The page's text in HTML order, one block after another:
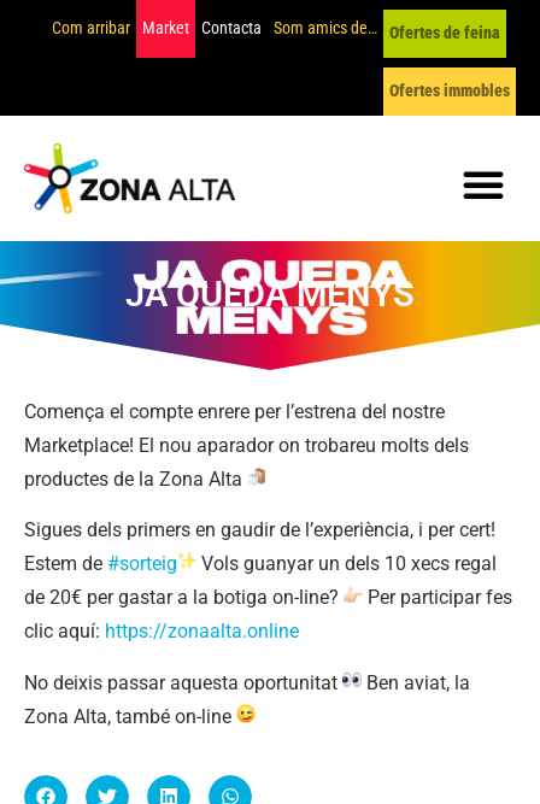
Com arribar Market Contacta Som amics de… Ofertes de feina
Ofertes immobles
JA QUEDA MENYS
Comença el compte enrere per l’estrena del nostre
Marketplace! El nou aparador on trobareu molts dels
productes de la Zona Alta
Sigues dels primers en gaudir de l’experiència, i per cert!
Estem de #sorteig
Vols guanyar un dels 10 xecs regal
de 20€ per gastar a la botiga on-line?
Per participar fes
clic aquí: https://zonaalta.online⠀
No deixis passar aquesta oportunitat
Ben aviat, la
Zona Alta, també on-line